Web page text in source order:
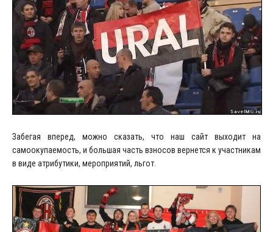
Забегая вперед, можно сказать, что наш сайт выходит на
самоокупаемость, и большая часть взносов вернется к участникам
в виде атрибутики, мероприятий, льгот.